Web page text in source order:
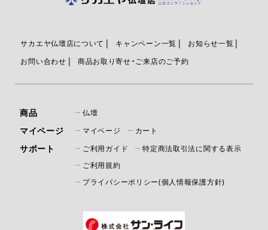
サカエヤ仏壇店について キャンペーン一覧
お知らせ一覧
お問い合わせ
商品お取り寄せ・ご来店のご予約
商品 仏壇
マイページ マイページ カート
サポート ご利用ガイド
特定商法取引法に関する表示
ご利用規約
プライバシーポリシー(個人情報保護方針)